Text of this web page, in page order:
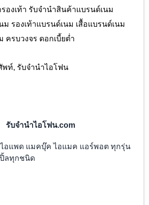
รองเท้า รับจำนำสินค้าแบรนด์เนม
ม รองเท้าแบรนด์เนม เสื้อแบรนด์เนม
ครบวงจร ดอกเบี้ยต่ำ
พท์, รับจำนำไอโฟน
รับจำนำไอโฟน.com
อแพด แมคบุ๊ค ไอแมค แอร์พอต ทุกรุ่น
ลทุกชนิด